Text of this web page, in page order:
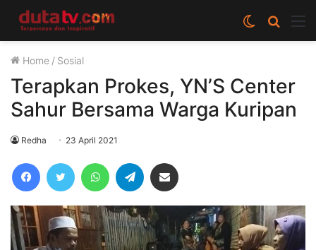
Cari
berita
Switch
skin
Home / Sosial
Terapkan Prokes, YN’S Center
Sahur Bersama Warga Kuripan
Redha 23 April 2021
FacebookTwitter WhatsAppTelegram